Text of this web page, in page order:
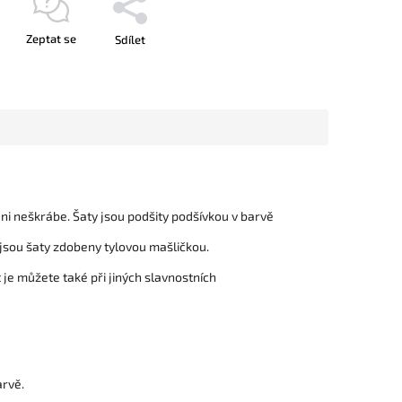
Zeptat se Sdílet
neškrábe. Šaty jsou podšity podšívkou v barvě
šaty zdobeny tylovou mašličkou.
můžete také při jiných slavnostních